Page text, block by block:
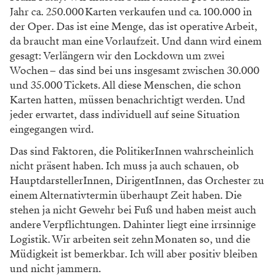
Jahr ca. 250.000 Karten verkaufen und ca. 100.000 in
der Oper. Das ist eine Menge, das ist operative Arbeit,
da braucht man eine Vorlaufzeit. Und dann wird einem
gesagt: Verlängern wir den Lockdown um zwei
Wochen – das sind bei uns insgesamt zwischen 30.000
und 35.000 Tickets. All diese Menschen, die schon
Karten hatten, müssen benachrichtigt werden. Und
jeder erwartet, dass individuell auf seine Situation
eingegangen wird.
Das sind Faktoren, die PolitikerInnen wahrscheinlich
nicht präsent haben. Ich muss ja auch schauen, ob
HauptdarstellerInnen, DirigentInnen, das Orchester zu
einem Alternativtermin überhaupt Zeit haben. Die
stehen ja nicht Gewehr bei Fuß und haben meist auch
andere Verpflichtungen. Dahinter liegt eine irrsinnige
Logistik. Wir arbeiten seit zehn Monaten so, und die
Müdigkeit ist bemerkbar. Ich will aber positiv bleiben
und nicht jammern.